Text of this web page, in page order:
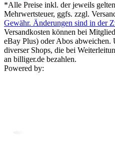
*Alle Preise inkl. der jeweils
Mehrwertsteuer, ggfs. zzgl.
Gewähr. Änderungen sind in der
Versandkosten können bei
eBay Plus) oder Abos abweichen.
diverser Shops, die bei
an billiger.de bezahlen.
Powered by: